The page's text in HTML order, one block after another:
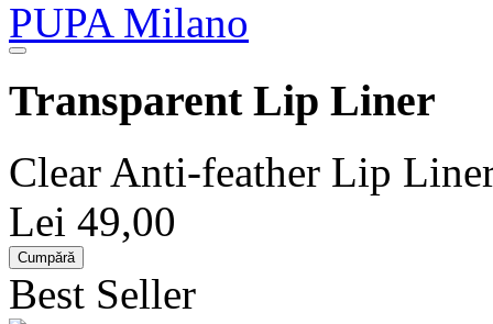
Transparent Lip Liner
Clear Anti-feather Lip
Lei 49,00
Cumpără
Best Seller